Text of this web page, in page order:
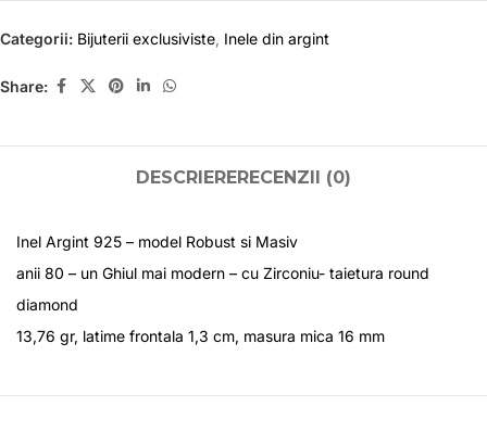
Categorii: Bijuterii exclusiviste Inele din argint
Share:
DESCRIERERECENZII (0)
Inel Argint 925 – model Robust si Masiv
anii 80 – un Ghiul mai modern – cu Zirconiu- taietura round
diamond
13,76 gr, latime frontala 1,3 cm, masura mica 16 mm